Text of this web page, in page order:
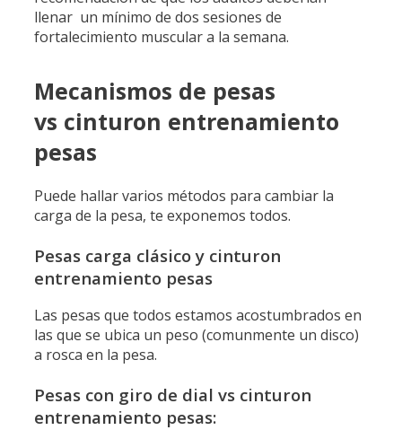
llenar un mínimo de dos sesiones de
fortalecimiento muscular a la semana.
Mecanismos de pesas
vs cinturon entrenamiento
pesas
Puede hallar varios métodos para cambiar la
carga de la pesa, te exponemos todos.
Pesas carga clásico y cinturon
entrenamiento pesas
Las pesas que todos estamos acostumbrados en
las que se ubica un peso (comunmente un disco)
a rosca en la pesa.
Pesas con giro de dial vs cinturon
entrenamiento pesas: